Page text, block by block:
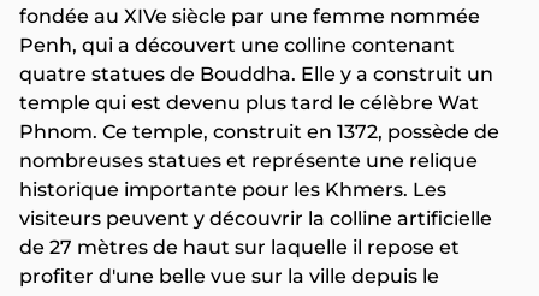
fondée au XIVe siècle par une femme nommée
Penh, qui a découvert une colline contenant
quatre statues de Bouddha. Elle y a construit un
temple qui est devenu plus tard le célèbre Wat
Phnom. Ce temple, construit en 1372, possède de
nombreuses statues et représente une relique
historique importante pour les Khmers. Les
visiteurs peuvent y découvrir la colline artificielle
de 27 mètres de haut sur laquelle il repose et
profiter d'une belle vue sur la ville depuis le